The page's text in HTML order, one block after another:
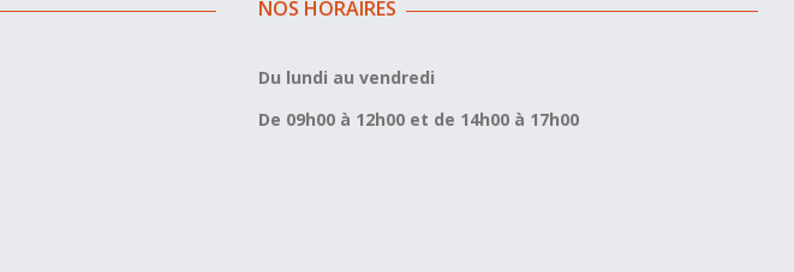
NOS HORAIRES
Du lundi au vendredi
De 09h00 à 12h00 et de 14h00 à 17h00